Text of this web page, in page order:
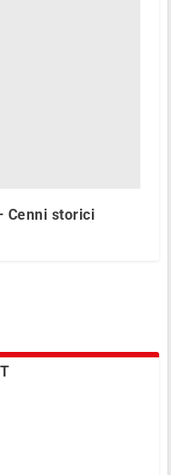
Cenni storici